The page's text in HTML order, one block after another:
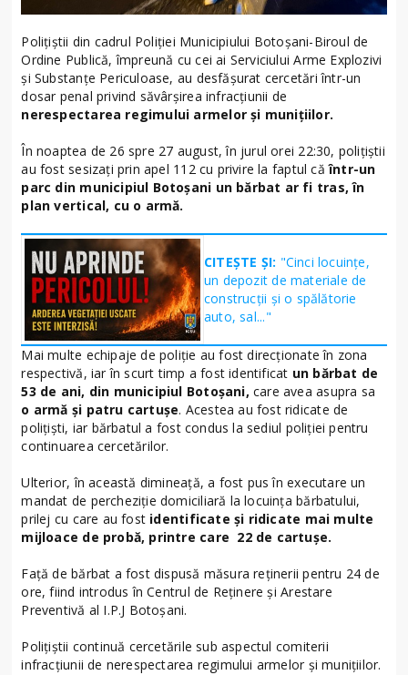
Polițiștii din cadrul Poliției Municipiului Botoșani-Biroul de
Ordine Publică, împreună cu cei ai Serviciului Arme Explozivi
și Substanțe Periculoase, au desfășurat cercetări într-un
dosar penal privind săvârșirea infracțiunii de
nerespectarea regimului armelor și munițiilor.
În noaptea de 26 spre 27 august, în jurul orei 22:30, polițiștii
au fost sesizați prin apel 112 cu privire la faptul căîntr-un
parc din municipiul Botoșani un bărbat ar fi tras, în
plan vertical, cu o armă.
CITEȘTE ȘI: "Cinci locuințe,
un depozit de materiale de
construcții și o spălătorie
auto, sal..."
Mai multe echipaje de poliție au fost direcționate în zona
respectivă, iar în scurt timp a fost identificat un bărbat de
53 de ani, din municipiul Botoșani, care avea asupra sa
o armă și patru cartușe. Acestea au fost ridicate de
polițiști, iar bărbatul a fost condus la sediul poliției pentru
continuarea cercetărilor.
Ulterior, în această dimineață, a fost pus în executare un
mandat de percheziție domiciliară la locuința bărbatului,
prilej cu care au fost identificate și ridicate mai multe
mijloace de probă, printre care 22 de cartușe.
Față de bărbat a fost dispusă măsura reținerii pentru 24 de
ore, fiind introdus în Centrul de Reținere și Arestare
Preventivă al I.P.J Botoșani.
Polițiștii continuă cercetările sub aspectul comiterii
infracțiunii de nerespectarea regimului armelor și munițiilor.